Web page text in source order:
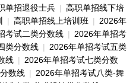
单招退役士兵 | 高职单招线下培
| 高职单招线上培训班 | 2026年
考试二类分数线 | 2026年单招考
类分数线 | 2026年单招考试五类
线 | 2026年单招考试七类分数
数线 | 2026年单招考试八类-舞